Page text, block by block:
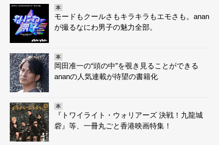
本
モードもクールさもキラキラもエモさも。anan
が撮るなにわ男子の魅力全部。
本
岡田准一の“頭の中”を覗き見ることができる
ananの人気連載が待望の書籍化
本
『トワイライト・ウォリアーズ 決戦！九龍城
砦』等、一冊丸ごと香港映画特集！